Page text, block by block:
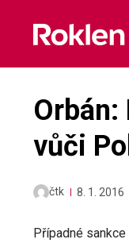
content
Orbán:
vůči
čtk 8. 1. 2016
Případné